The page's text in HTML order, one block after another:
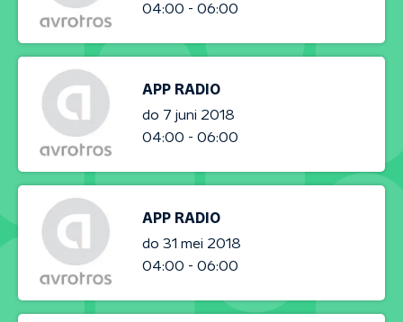
04:00 - 06:00
APP RADIO
do 7 juni 2018
04:00 - 06:00
APP RADIO
do 31 mei 2018
04:00 - 06:00